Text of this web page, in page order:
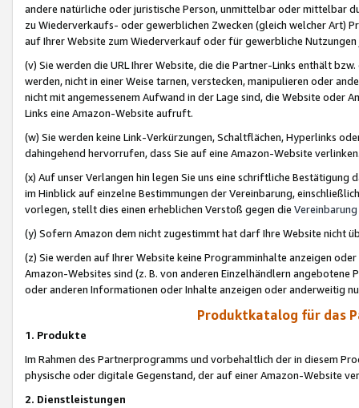
andere natürliche oder juristische Person, unmittelbar oder mittelbar
zu Wiederverkaufs- oder gewerblichen Zwecken (gleich welcher Art)
auf Ihrer Website zum Wiederverkauf oder für gewerbliche
(v) Sie werden die URL Ihrer Website, die die Partner-Links enthält
werden, nicht in einer Weise tarnen, verstecken, manipulieren oder
nicht mit angemessenem Aufwand in der Lage sind, die Website oder
Links eine Amazon-Website aufruft.
(w) Sie werden keine Link-Verkürzungen, Schaltflächen, Hyperlinks
dahingehend hervorrufen, dass Sie auf eine Amazon-Website
(x) Auf unser Verlangen hin legen Sie uns eine schriftliche
im Hinblick auf einzelne Bestimmungen der Vereinbarung,
vorlegen, stellt dies einen erheblichen Verstoß gegen die Vereinbarung
(y) Sofern Amazon dem nicht zugestimmt hat darf Ihre Website nicht
(z) Sie werden auf Ihrer Website keine Programminhalte anzeigen
Amazon-Websites sind (z. B. von anderen Einzelhändlern
oder anderen Informationen oder Inhalte anzeigen oder anderweitig
Produktkatalog für das
1. Produkte
Im Rahmen des Partnerprogramms und vorbehaltlich der in diesem
physische oder digitale Gegenstand, der auf einer Amazon-Website
2. Dienstleistungen